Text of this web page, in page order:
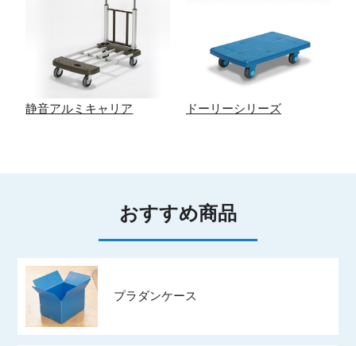
静音アルミキャリア ドーリーシリーズ
おすすめ商品
プラダンケース